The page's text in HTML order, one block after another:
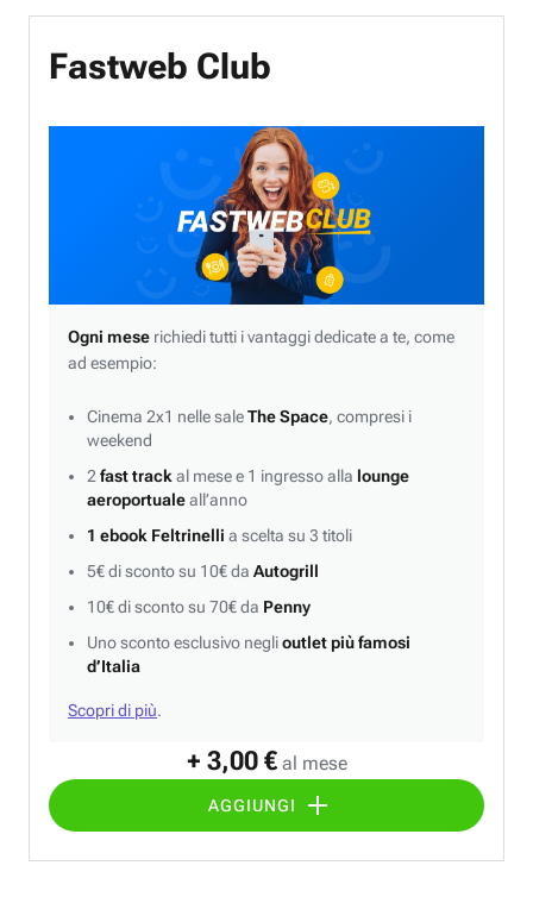
Fastweb Club
+ 3,00 € al mese
AGGIUNGI
Ogni mese richiedi tutti i vantaggi dedicate a te, come
ad esempio:
Cinema 2x1 nelle saleThe Space, compresi i
weekend
2 fast track al mese e 1 ingresso alla lounge
aeroportualeall’anno
1 ebook Feltrinelli a scelta su 3 titoli
5€ di sconto su 10€ da Autogrill
10€ di sconto su 70€ da Penny
Uno sconto esclusivo neglioutlet più famosi
d’Italia
Scopri di più.